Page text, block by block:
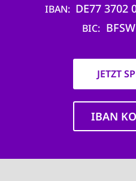
IBAN DE77 3702
BIC
JETZT
IBAN